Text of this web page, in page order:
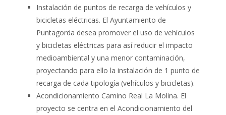
Instalación de puntos de recarga de vehículos y
bicicletas eléctricas. El Ayuntamiento de
Puntagorda desea promover el uso de vehículos
y bicicletas eléctricas para así reducir el impacto
medioambiental y una menor contaminación,
proyectando para ello la instalación de 1 punto de
recarga de cada tipología (vehículos y bicicletas).
Acondicionamiento Camino Real La Molina. El
proyecto se centra en el Acondicionamiento del